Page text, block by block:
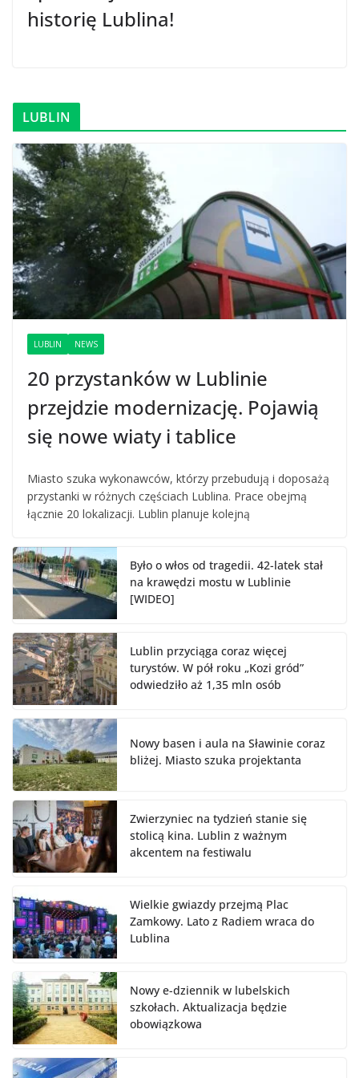
historię Lublina!
LUBLIN
LUBLIN NEWS
20 przystanków w Lublinie
przejdzie modernizację. Pojawią
się nowe wiaty i tablice
Miasto szuka wykonawców, którzy przebudują i doposażą
przystanki w różnych częściach Lublina. Prace obejmą
łącznie 20 lokalizacji. Lublin planuje kolejną
Było o włos od tragedii. 42-latek stał
na krawędzi mostu w Lublinie
[WIDEO]
Lublin przyciąga coraz więcej
turystów. W pół roku „Kozi gród”
odwiedziło aż 1,35 mln osób
Nowy basen i aula na Sławinie coraz
bliżej. Miasto szuka projektanta
Zwierzyniec na tydzień stanie się
stolicą kina. Lublin z ważnym
akcentem na festiwalu
Wielkie gwiazdy przejmą Plac
Zamkowy. Lato z Radiem wraca do
Lublina
Nowy e-dziennik w lubelskich
szkołach. Aktualizacja będzie
obowiązkowa